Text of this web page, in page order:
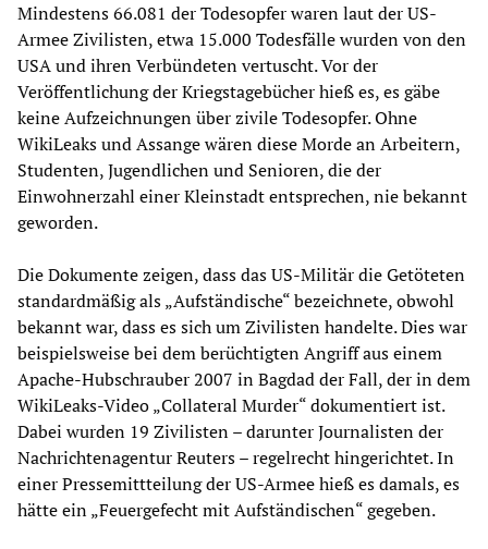
Mindestens 66.081 der Todesopfer waren laut der US-
Armee Zivilisten, etwa 15.000 Todesfälle wurden von den
USA und ihren Verbündeten vertuscht. Vor der
Veröffentlichung der Kriegstagebücher hieß es, es gäbe
keine Aufzeichnungen über zivile Todesopfer. Ohne
WikiLeaks und Assange wären diese Morde an Arbeitern,
Studenten, Jugendlichen und Senioren, die der
Einwohnerzahl einer Kleinstadt entsprechen, nie bekannt
geworden.
Die Dokumente zeigen, dass das US-Militär die Getöteten
standardmäßig als „Aufständische“ bezeichnete, obwohl
bekannt war, dass es sich um Zivilisten handelte. Dies war
beispielsweise bei dem berüchtigten Angriff aus einem
Apache-Hubschrauber 2007 in Bagdad der Fall, der in dem
WikiLeaks-Video „Collateral Murder“ dokumentiert ist.
Dabei wurden 19 Zivilisten – darunter Journalisten der
Nachrichtenagentur Reuters – regelrecht hingerichtet. In
einer Pressemittteilung der US-Armee hieß es damals, es
hätte ein „Feuergefecht mit Aufständischen“ gegeben.